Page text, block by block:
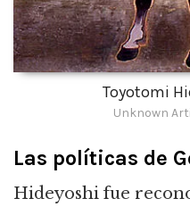
Toyotomi
Unknown
Las políticas de
Hideyoshi fue